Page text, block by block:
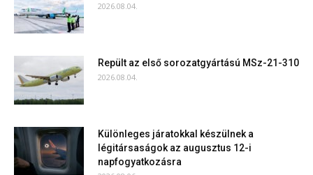
2026.08.04.
Repült az első sorozatgyártású MSz-21-310
2026.08.04.
Különleges járatokkal készülnek a
légitársaságok az augusztus 12-i
napfogyatkozásra